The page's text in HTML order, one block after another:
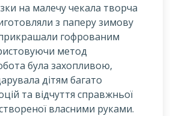
на малечу чекала творча
з паперу зимову
гофрованим
метод
була захопливою,
дітям багато
та відчуття справжньої
власними руками.